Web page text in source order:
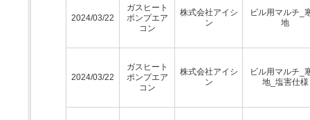
2024/03/22
ガスヒート
ポンプエア
コン
株式会社アイシ
ン
ビル用マルチ_
地
2024/03/22
ガスヒート
ポンプエア
コン
株式会社アイシ
ン
ビル用マルチ_
地_塩害仕様